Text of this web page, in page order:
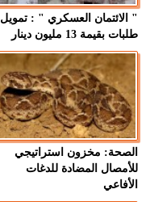
" الائتمان العسكري " : تمويل
طلبات بقيمة 13 مليون دينار
الصحة: مخزون استراتيجي
للأمصال المضادة للدغات
الأفاعي